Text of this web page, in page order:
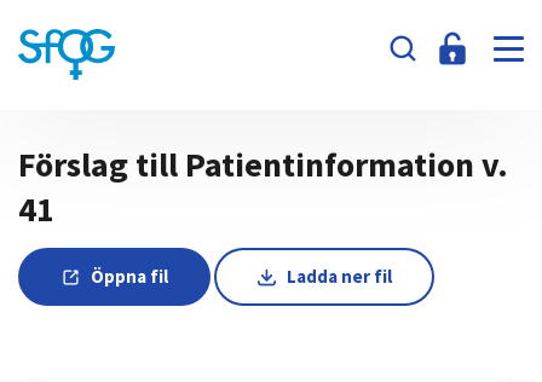
Förslag till Patientinformation v.
41
Öppna fil Ladda ner fil